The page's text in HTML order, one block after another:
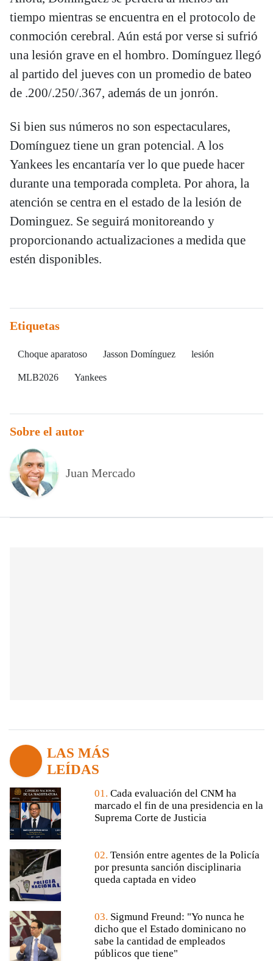
tiempo mientras se encuentra en el protocolo de
conmoción cerebral. Aún está por verse si sufrió
una lesión grave en el hombro. Domínguez llegó
al partido del jueves con un promedio de bateo
de .200/.250/.367, además de un jonrón.
Si bien sus números no son espectaculares,
Domínguez tiene un gran potencial. A los
Yankees les encantaría ver lo que puede hacer
durante una temporada completa. Por ahora, la
atención se centra en el estado de la lesión de
Dominguez. Se seguirá monitoreando y
proporcionando actualizaciones a medida que
estén disponibles.
Etiquetas
Choque aparatoso Jasson Domínguez lesión
MLB2026 Yankees
Sobre el autor
Juan Mercado
LAS MÁS
LEÍDAS
01. Cada evaluación del CNM ha
marcado el fin de una presidencia en la
Suprema Corte de Justicia
02. Tensión entre agentes de la Policía
por presunta sanción disciplinaria
queda captada en video
03. Sigmund Freund: "Yo nunca he
dicho que el Estado dominicano no
sabe la cantidad de empleados
públicos que tiene"